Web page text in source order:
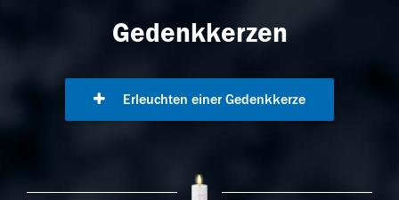
Gedenkkerzen
Erleuchten einer Gedenkkerze